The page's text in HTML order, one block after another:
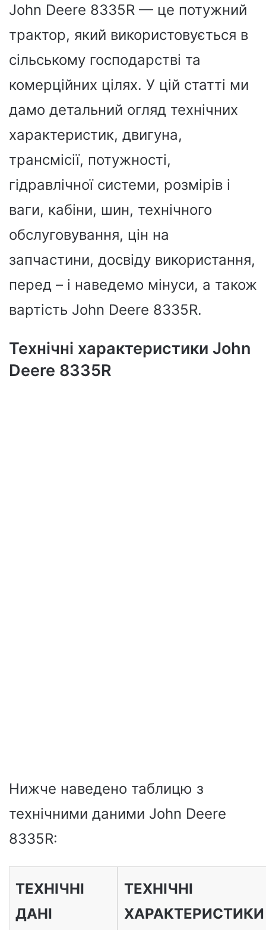
John Deere 8335R — це потужний
трактор, який використовується в
сільському господарстві та
комерційних цілях. У цій статті ми
дамо детальний огляд технічних
характеристик, двигуна,
трансмісії, потужності,
гідравлічної системи, розмірів і
ваги, кабіни, шин, технічного
обслуговування, цін на
запчастини, досвіду використання,
перед – і наведемо мінуси, а також
вартість John Deere 8335R.
Технічні характеристики John
Deere 8335R
Нижче наведено таблицю з
технічними даними John Deere
8335R:
ТЕХНІЧНІ
ДАНІ
ТЕХНІЧНІ
ХАРАКТЕРИСТИКИ